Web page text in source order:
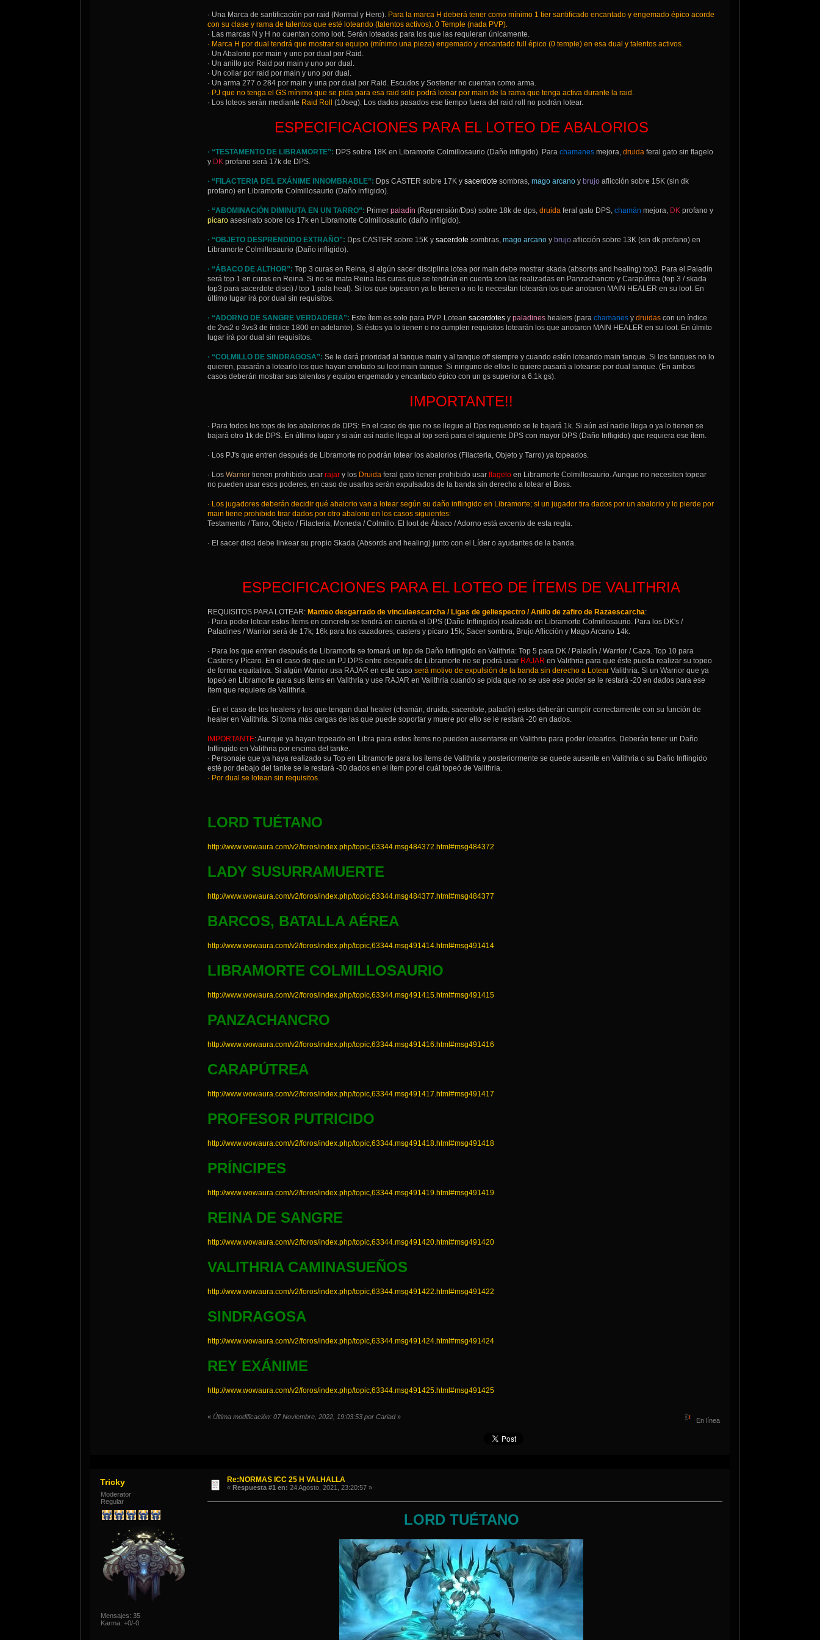
· Una Marca de santificación por raid (Normal y Hero). Para la marca H deberá tener como mínimo 1 tier santificado encantado y engemado épico acorde
con su clase y rama de talentos que esté loteando (talentos activos). 0 Temple (nada PVP).
· Las marcas N y H no cuentan como loot. Serán loteadas para los que las requieran únicamente.
· Marca H por dual tendrá que mostrar su equipo (mínimo una pieza) engemado y encantado full épico (0 temple) en esa dual y talentos activos.
· Un Abalorio por main y uno por dual por Raid.
· Un anillo por Raid por main y uno por dual.
· Un collar por raid por main y uno por dual.
· Un arma 277 o 284 por main y una por dual por Raid. Escudos y Sostener no cuentan como arma.
· PJ que no tenga el GS mínimo que se pida para esa raid solo podrá lotear por main de la rama que tenga activa durante la raid.
· Los loteos serán mediante Raid Roll (10seg). Los dados pasados ese tiempo fuera del raid roll no podrán lotear.
ESPECIFICACIONES PARA EL LOTEO DE ABALORIOS
· “TESTAMENTO DE LIBRAMORTE”: DPS sobre 18K en Libramorte Colmillosaurio (Daño infligido). Para chamanes mejora, druida feral gato sin flagelo
y DK profano será 17k de DPS.
· “FILACTERIA DEL EXÁNIME INNOMBRABLE”: Dps CASTER sobre 17K y sacerdote sombras, mago arcano y brujo aflicción sobre 15K (sin dk
profano) en Libramorte Colmillosaurio (Daño infligido).
· “ABOMINACIÓN DIMINUTA EN UN TARRO”: Primer paladín (Reprensión/Dps) sobre 18k de dps, druida feral gato DPS, chamán mejora, DK profano y
pícaro asesinato sobre los 17k en Libramorte Colmillosaurio (daño infligido).
· “OBJETO DESPRENDIDO EXTRAÑO”: Dps CASTER sobre 15K y sacerdote sombras, mago arcano y brujo aflicción sobre 13K (sin dk profano) en
Libramorte Colmillosaurio (Daño infligido).
· “ÁBACO DE ALTHOR”: Top 3 curas en Reina, si algún sacer disciplina lotea por main debe mostrar skada (absorbs and healing) top3. Para el Paladín
será top 1 en curas en Reina. Si no se mata Reina las curas que se tendrán en cuenta son las realizadas en Panzachancro y Carapútrea (top 3 / skada
top3 para sacerdote disci) / top 1 pala heal). Si los que topearon ya lo tienen o no lo necesitan lotearán los que anotaron MAIN HEALER en su loot. En
último lugar irá por dual sin requisitos.
· “ADORNO DE SANGRE VERDADERA”: Este ítem es solo para PVP. Lotean sacerdotes y paladines healers (para chamanes y druidas con un índice
de 2vs2 o 3vs3 de índice 1800 en adelante). Si éstos ya lo tienen o no cumplen requisitos lotearán los que anotaron MAIN HEALER en su loot. En úlmito
lugar irá por dual sin requisitos.
· “COLMILLO DE SINDRAGOSA”: Se le dará prioridad al tanque main y al tanque off siempre y cuando estén loteando main tanque. Si los tanques no lo
quieren, pasarán a lotearlo los que hayan anotado su loot main tanque Si ninguno de ellos lo quiere pasará a lotearse por dual tanque. (En ambos
casos deberán mostrar sus talentos y equipo engemado y encantado épico con un gs superior a 6.1k gs).
IMPORTANTE!!
· Para todos los tops de los abalorios de DPS: En el caso de que no se llegue al Dps requerido se le bajará 1k. Si aún así nadie llega o ya lo tienen se
bajará otro 1k de DPS. En último lugar y si aún así nadie llega al top será para el siguiente DPS con mayor DPS (Daño Infligido) que requiera ese ítem.
· Los PJ's que entren después de Libramorte no podrán lotear los abalorios (Filacteria, Objeto y Tarro) ya topeados.
· Los Warrior tienen prohibido usar rajar y los Druida feral gato tienen prohibido usar flagelo en Libramorte Colmillosaurio. Aunque no necesiten topear
no pueden usar esos poderes, en caso de usarlos serán expulsados de la banda sin derecho a lotear el Boss.
· Los jugadores deberán decidir qué abalorio van a lotear según su daño inflingido en Libramorte; si un jugador tira dados por un abalorio y lo pierde por
main tiene prohibido tirar dados por otro abalorio en los casos siguientes:
Testamento / Tarro, Objeto / Filacteria, Moneda / Colmillo. El loot de Ábaco / Adorno está excento de esta regla.
· El sacer disci debe linkear su propio Skada (Absords and healing) junto con el Líder o ayudantes de la banda.
ESPECIFICACIONES PARA EL LOTEO DE ÍTEMS DE VALITHRIA
REQUISITOS PARA LOTEAR: Manteo desgarrado de vinculaescarcha / Ligas de geliespectro / Anillo de zafiro de Razaescarcha:
· Para poder lotear estos ítems en concreto se tendrá en cuenta el DPS (Daño Inflingido) realizado en Libramorte Colmillosaurio. Para los DK's /
Paladines / Warrior será de 17k; 16k para los cazadores; casters y pícaro 15k; Sacer sombra, Brujo Aflicción y Mago Arcano 14k.
· Para los que entren después de Libramorte se tomará un top de Daño Inflingido en Valithria: Top 5 para DK / Paladín / Warrior / Caza. Top 10 para
Casters y Pícaro. En el caso de que un PJ DPS entre después de Libramorte no se podrá usar RAJAR en Valithria para que éste pueda realizar su topeo
de forma equitativa. Si algún Warrior usa RAJAR en este caso será motivo de expulsión de la banda sin derecho a Lotear Valithria. Si un Warrior que ya
topeó en Libramorte para sus ítems en Valithria y use RAJAR en Valithria cuando se pida que no se use ese poder se le restará -20 en dados para ese
ítem que requiere de Valithria.
· En el caso de los healers y los que tengan dual healer (chamán, druida, sacerdote, paladín) estos deberán cumplir correctamente con su función de
healer en Valithria. Si toma más cargas de las que puede soportar y muere por ello se le restará -20 en dados.
IMPORTANTE: Aunque ya hayan topeado en Libra para estos ítems no pueden ausentarse en Valithria para poder lotearlos. Deberán tener un Daño
Inflingido en Valithria por encima del tanke.
· Personaje que ya haya realizado su Top en Libramorte para los ítems de Valithria y posteriormente se quede ausente en Valithria o su Daño Inflingido
esté por debajo del tanke se le restará -30 dados en el ítem por el cuál topeó de Valithria.
· Por dual se lotean sin requisitos.
LORD TUÉTANO
http://www.wowaura.com/v2/foros/index.php/topic,63344.msg484372.html#msg484372
LADY SUSURRAMUERTE
http://www.wowaura.com/v2/foros/index.php/topic,63344.msg484377.html#msg484377
BARCOS, BATALLA AÉREA
http://www.wowaura.com/v2/foros/index.php/topic,63344.msg491414.html#msg491414
LIBRAMORTE COLMILLOSAURIO
http://www.wowaura.com/v2/foros/index.php/topic,63344.msg491415.html#msg491415
PANZACHANCRO
http://www.wowaura.com/v2/foros/index.php/topic,63344.msg491416.html#msg491416
CARAPÚTREA
http://www.wowaura.com/v2/foros/index.php/topic,63344.msg491417.html#msg491417
PROFESOR PUTRICIDO
http://www.wowaura.com/v2/foros/index.php/topic,63344.msg491418.html#msg491418
PRÍNCIPES
http://www.wowaura.com/v2/foros/index.php/topic,63344.msg491419.html#msg491419
REINA DE SANGRE
http://www.wowaura.com/v2/foros/index.php/topic,63344.msg491420.html#msg491420
VALITHRIA CAMINASUEÑOS
http://www.wowaura.com/v2/foros/index.php/topic,63344.msg491422.html#msg491422
SINDRAGOSA
http://www.wowaura.com/v2/foros/index.php/topic,63344.msg491424.html#msg491424
REY EXÁNIME
http://www.wowaura.com/v2/foros/index.php/topic,63344.msg491425.html#msg491425
« Última modificación: 07 Noviembre, 2022, 19:03:53 por Cariad» En línea
Tricky
Moderator
Regular
Mensajes: 35
Karma: +0/-0
Re:NORMAS ICC 25 H VALHALLA
« Respuesta #1 en: 24 Agosto, 2021, 23:20:57 »
LORD TUÉTANO